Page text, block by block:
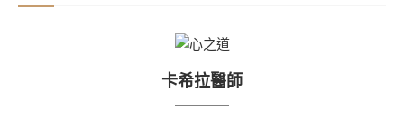
卡希拉醫師